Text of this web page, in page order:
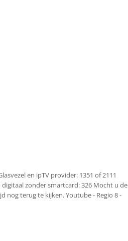
en ipTV provider: 1351 of 2111
digitaal zonder smartcard: 326 Mocht u de
nog terug te kijken. Youtube - Regio 8 -